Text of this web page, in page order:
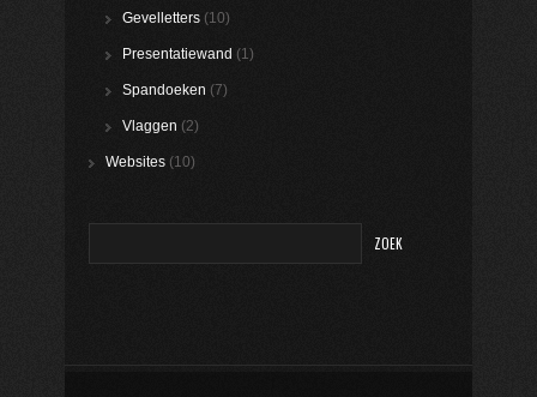
Gevelletters (10)
Presentatiewand (1)
Spandoeken (7)
Vlaggen (2)
Websites (10)